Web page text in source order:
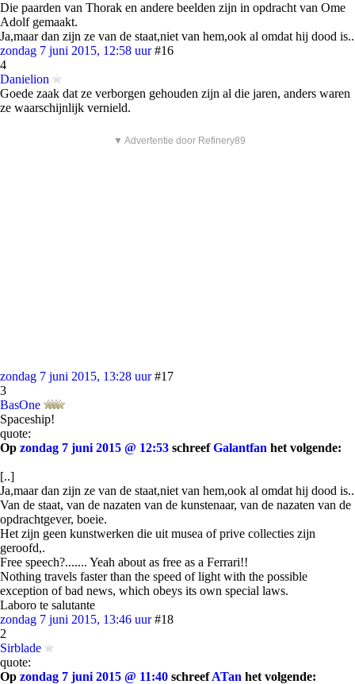
Die paarden van Thorak en andere beelden zijn in opdracht van Ome
Adolf gemaakt.
Ja,maar dan zijn ze van de staat,niet van hem,ook al omdat hij dood is..
zondag 7 juni 2015, 12:58 uur #16
4
Danielion
Goede zaak dat ze verborgen gehouden zijn al die jaren, anders waren
ze waarschijnlijk vernield.
▼ Advertentie door Refinery89
zondag 7 juni 2015, 13:28 uur #17
3
BasOne
Spaceship!
quote:
Op zondag 7 juni 2015 @ 12:53 schreefGalantfan het volgende:
[..]
Ja,maar dan zijn ze van de staat,niet van hem,ook al omdat hij dood is..
Van de staat, van de nazaten van de kunstenaar, van de nazaten van de
opdrachtgever, boeie.
Het zijn geen kunstwerken die uit musea of prive collecties zijn
geroofd,.
Free speech?....... Yeah about as free as a Ferrari!!
Nothing travels faster than the speed of light with the possible
exception of bad news, which obeys its own special laws.
Laboro te salutante
zondag 7 juni 2015, 13:46 uur #18
2
Sirblade
quote:
Op zondag 7 juni 2015 @ 11:40 schreefATan het volgende: